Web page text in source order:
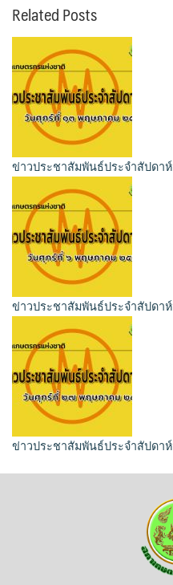
Related Posts
ข่าวประชาสัมพันธ์ประจำสัปดา
ข่าวประชาสัมพันธ์ประจำสัปดา
ข่าวประชาสัมพันธ์ประจำสัปดา